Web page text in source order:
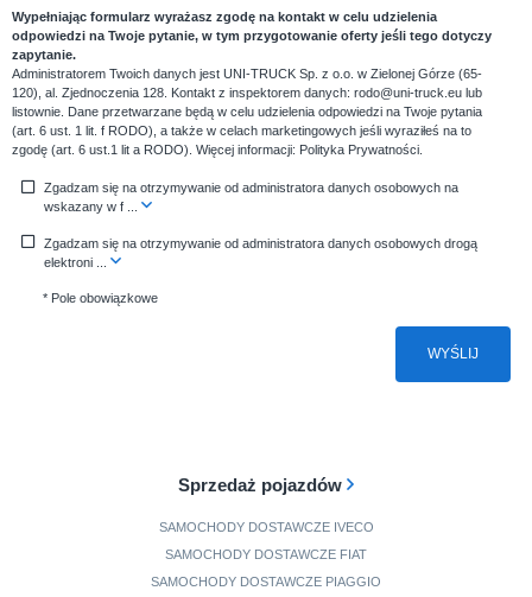
Wypełniając formularz wyrażasz zgodę na kontakt w celu udzielenia
odpowiedzi na Twoje pytanie, w tym przygotowanie oferty jeśli tego dotyczy
zapytanie.
Administratorem Twoich danych jest UNI-TRUCK Sp. z o.o. w Zielonej Górze (65-
120), al. Zjednoczenia 128. Kontakt z inspektorem danych: rodo@uni-truck.eu lub
listownie. Dane przetwarzane będą w celu udzielenia odpowiedzi na Twoje pytania
(art. 6 ust. 1 lit. f RODO), a także w celach marketingowych jeśli wyraziłeś na to
zgodę (art. 6 ust.1 lit a RODO). Więcej informacji: Polityka Prywatności
Zgadzam się na otrzymywanie od administratora danych osobowych na
wskazany w f
Zgadzam się na otrzymywanie od administratora danych osobowych drogą
elektroni
* Pole obowiązkowe
WYŚLIJ
Sprzedaż pojazdów
SAMOCHODY DOSTAWCZE IVECO
SAMOCHODY DOSTAWCZE FIAT
SAMOCHODY DOSTAWCZE PIAGGIO